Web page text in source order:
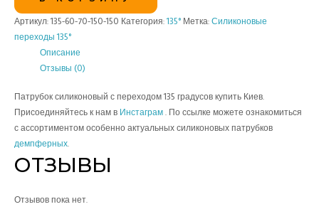
Артикул:135-60-70-150-150 Категория:135° Метка: Силиконовые
переходы 135°
Описание
Отзывы (0)
Патрубок силиконовый с переходом 135 градусов купить Киев.
Присоединяйтесь к нам в Инстаграм . По ссылке можете ознакомиться
с ассортиментом особенно актуальных силиконовых патрубков
демпферных.
ОТЗЫВЫ
Отзывов пока нет.